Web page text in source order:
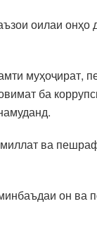
оилаи онҳо
муҳоҷират,
ба
ва
он ва